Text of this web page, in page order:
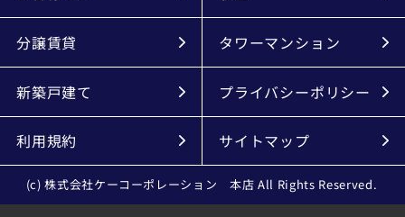
分譲賃貸 タワーマンション
新築戸建て プライバシーポリシー
利用規約 サイトマップ
(c) 株式会社ケーコーポレーション 本店 All Rights Reserved.